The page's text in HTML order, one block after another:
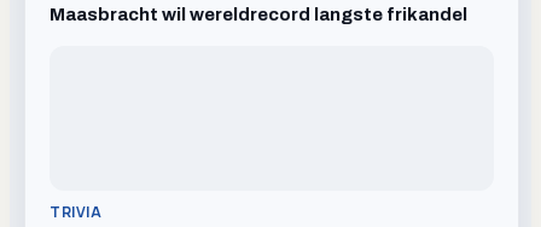
Maasbracht wil wereldrecord langste frikandel
TRIVIA